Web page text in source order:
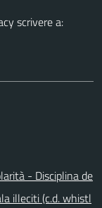
scrivere a:
- Disciplina de
illeciti (c.d. whistl